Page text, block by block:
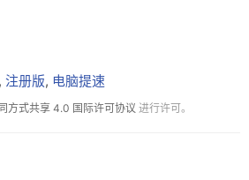
, 注册版, 电脑提速
方式共享 4.0 国际许可协议 进行许可。